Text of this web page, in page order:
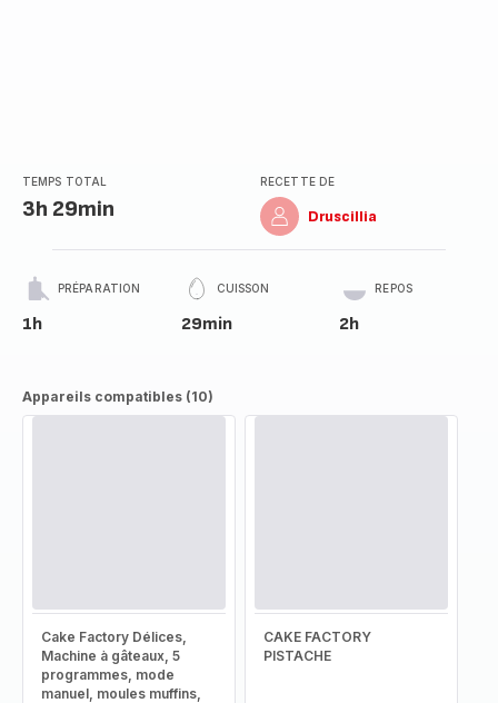
TEMPS TOTAL
3h 29min
RECETTE DE
Druscillia
PRÉPARATION
1h
CUISSON
29min
REPOS
2h
Appareils compatibles (10)
Cake Factory Délices,
Machine à gâteaux, 5
programmes, mode
manuel, moules muffins,
CAKE FACTORY
PISTACHE